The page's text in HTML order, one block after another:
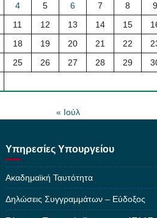
4 5 6 7 8
9
11 12 13 14 15
18 19 20 21 22
25 26 27 28 29
« Ιούλ
Υπηρεσίες Υπουργείου
Ακαδημαϊκή Ταυτότητα
Δηλώσεις Συγγραμμάτων – Εύδοξος